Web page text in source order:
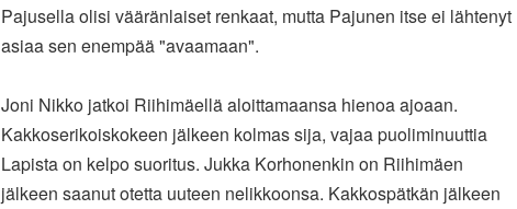
Pajusella olisi vääränlaiset renkaat, mutta Pajunen itse ei lähtenyt
asiaa sen enempää "avaamaan".
Joni Nikko jatkoi Riihimäellä aloittamaansa hienoa ajoaan.
Kakkoserikoiskokeen jälkeen kolmas sija, vajaa puoliminuuttia
Lapista on kelpo suoritus. Jukka Korhonenkin on Riihimäen
jälkeen saanut otetta uuteen nelikkoonsa. Kakkospätkän jälkeen